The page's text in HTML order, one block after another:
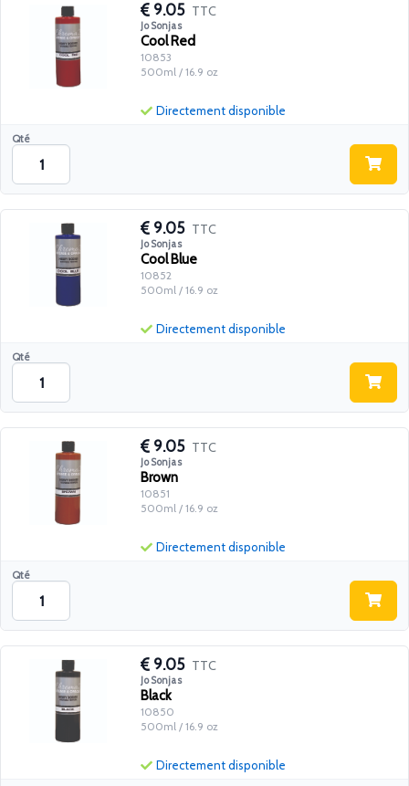
9.05 TTC
Jo Sonjas
Cool Red
10853
500ml / 16.9 oz
Qté
Directement disponible
9.05 TTC
Jo Sonjas
Cool Blue
10852
500ml / 16.9 oz
Qté
Directement disponible
9.05 TTC
Jo Sonjas
Brown
10851
500ml / 16.9 oz
Qté
Directement disponible
9.05 TTC
Jo Sonjas
Black
10850
500ml / 16.9 oz
Directement disponible